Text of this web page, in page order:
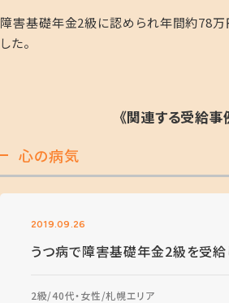
障害基礎年金2級に認められ年間約78万
した。
《関連する受給事
心の病気
2019.09.26
うつ病で障害基礎年金2級を受給
2級 40代・女性 札幌エリア